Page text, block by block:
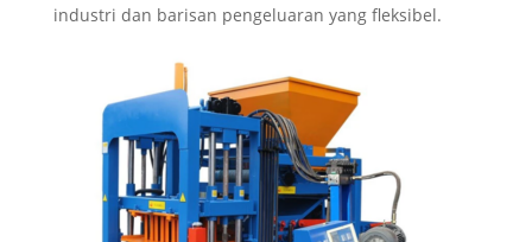
industri dan barisan pengeluaran yang fleksibel.